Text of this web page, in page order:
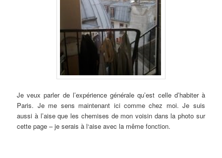
Je veux parler de l’expérience générale qu’est celle d’habiter à
Paris. Je me sens maintenant ici comme chez moi. Je suis
aussi à l’aise que les chemises de mon voisin dans la photo sur
cette page – je serais à l‘aise avec la même fonction.